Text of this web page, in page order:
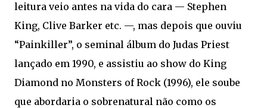
leitura veio antes na vida do cara — Stephen
King, Clive Barker etc. —, mas depois que ouviu
“Painkiller”, o seminal álbum do Judas Priest
lançado em 1990, e assistiu ao show do King
Diamond no Monsters of Rock (1996), ele soube
que abordaria o sobrenatural não como os